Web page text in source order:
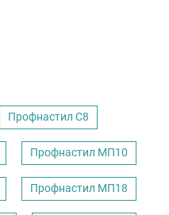
Профнастил C8
Профнастил МП10
Профнастил МП18